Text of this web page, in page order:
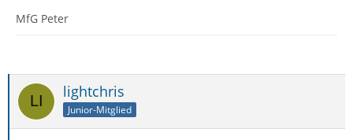
MfG Peter
lightchris
Junior-Mitglied